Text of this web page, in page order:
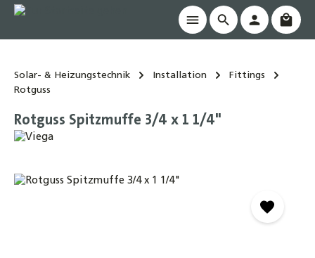
springen
Solar- & Heizungstechnik Installation
Fittings
Rotguss
Rotguss Spitzmuffe 3/4 x 1 1/4"
Bildergalerie überspringen